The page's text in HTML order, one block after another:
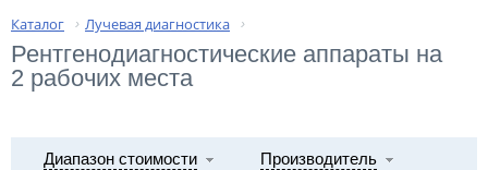
Каталог › Лучевая диагностика ›
Рентгенодиагностические аппараты на
2 рабочих места
Диапазон стоимости Производитель